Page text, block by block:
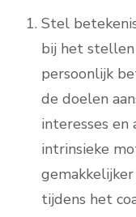
Stel
bij het stellen
persoonlijk
de doelen
interesses
intrinsieke
tijdens het